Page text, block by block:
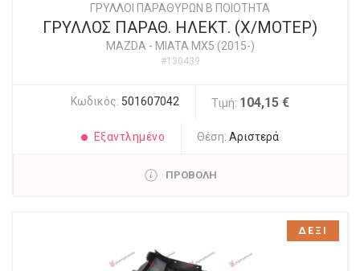
ΓΡΥΛΛΟΙ ΠΑΡΑΘΥΡΩΝ Β ΠΟΙΟΤΗΤΑ
ΓΡΥΛΛΟΣ ΠΑΡΑΘ. ΗΛΕΚΤ. (Χ/ΜΟΤΕΡ)
MAZDA- MIATA MX5 (2015-)
#130439
Κωδικός: 501607042 Τιμή: 104,15 €
Εξαντλημένο Θέση:Αριστερά
ΠΡΟΒΟΛΗ
ΔΕΞΙ